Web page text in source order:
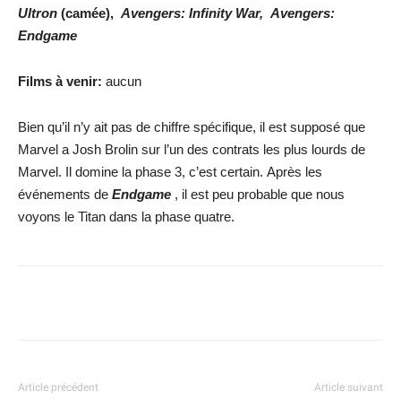
Ultron (camée), Avengers: Infinity War, Avengers:
Endgame
Films à venir: aucun
Bien qu’il n’y ait pas de chiffre spécifique, il est supposé que
Marvel a Josh Brolin sur l’un des contrats les plus lourds de
Marvel. Il domine la phase 3, c’est certain. Après les
événements de Endgame , il est peu probable que nous
voyons le Titan dans la phase quatre.
Article précédent Article suivant